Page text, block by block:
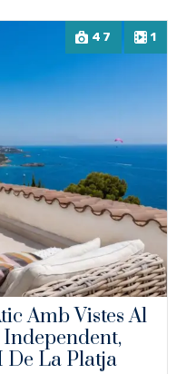
47 1
Amb Vistes Al
De La Platja